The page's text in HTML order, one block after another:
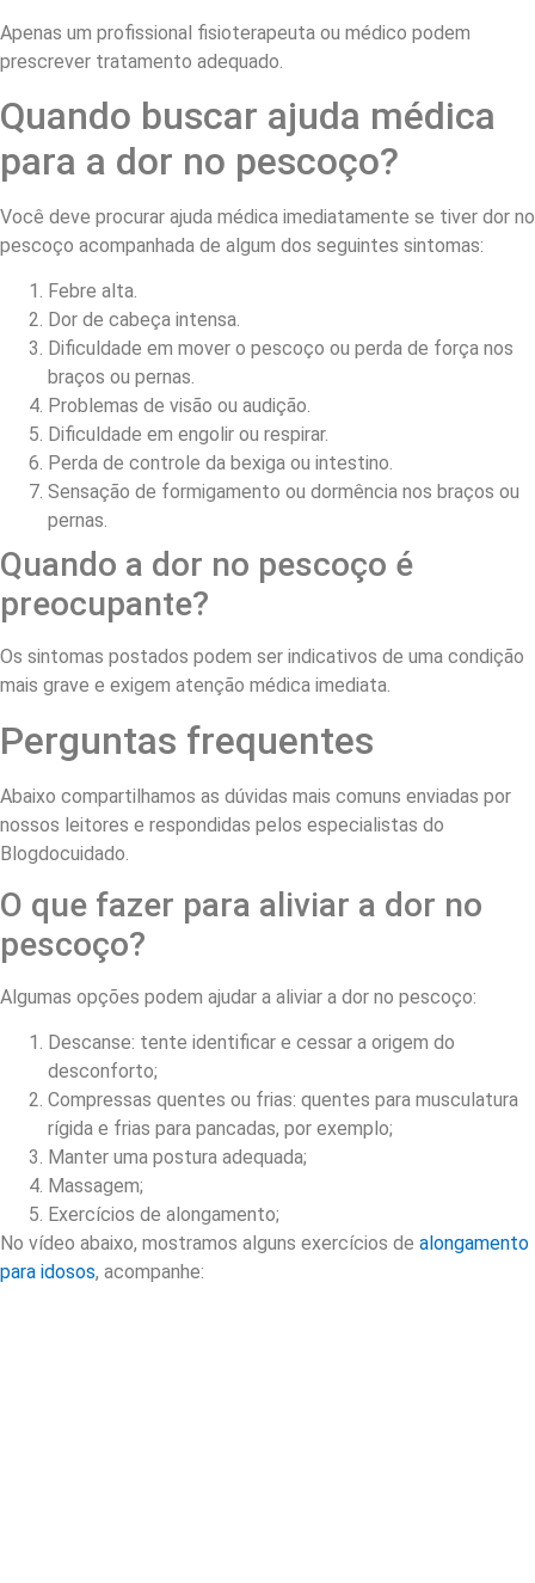
Apenas um profissional fisioterapeuta ou médico podem
prescrever tratamento adequado.
Quando buscar ajuda médica
para a dor no pescoço?
Você deve procurar ajuda médica imediatamente se tiver dor no
pescoço acompanhada de algum dos seguintes sintomas:
Febre alta.
Dor de cabeça intensa.
Dificuldade em mover o pescoço ou perda de força nos
braços ou pernas.
Problemas de visão ou audição.
Dificuldade em engolir ou respirar.
Perda de controle da bexiga ou intestino.
Sensação de formigamento ou dormência nos braços ou
pernas.
Quando a dor no pescoço é
preocupante?
Os sintomas postados podem ser indicativos de uma condição
mais grave e exigem atenção médica imediata.
Perguntas frequentes
Abaixo compartilhamos as dúvidas mais comuns enviadas por
nossos leitores e respondidas pelos especialistas do
Blogdocuidado.
O que fazer para aliviar a dor no
pescoço?
Algumas opções podem ajudar a aliviar a dor no pescoço:
Descanse: tente identificar e cessar a origem do
desconforto;
Compressas quentes ou frias: quentes para musculatura
rígida e frias para pancadas, por exemplo;
Manter uma postura adequada;
Massagem;
Exercícios de alongamento;
No vídeo abaixo, mostramos alguns exercícios de alongamento
para idosos, acompanhe: